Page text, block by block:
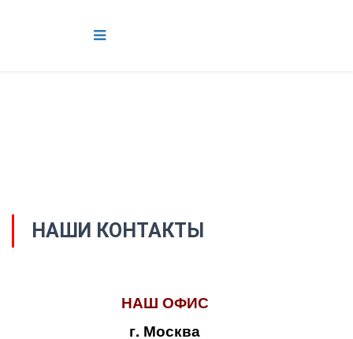
НАШИ КОНТАКТЫ
НАШ ОФИС
г. Москва